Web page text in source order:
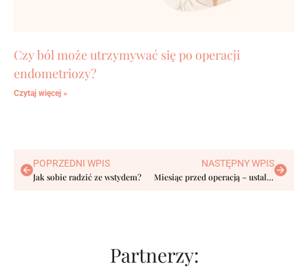
Czy ból może utrzymywać się po operacji
endometriozy?
Czytaj więcej »
POPRZEDNI WPIS
Jak sobie radzić ze wstydem?
NASTĘPNY WPIS
Miesiąc przed operacją – ustalenie terminu, przygotowania i wyjazd do Włoch
Partnerzy: